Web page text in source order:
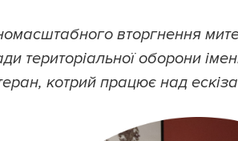
вторгнення
територіальної оборони
котрий працює над